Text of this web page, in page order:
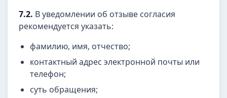
7.2. В уведомлении об отзыве согласия
рекомендуется указать:
фамилию, имя, отчество;
контактный адрес электронной почты или
телефон;
суть обращения;